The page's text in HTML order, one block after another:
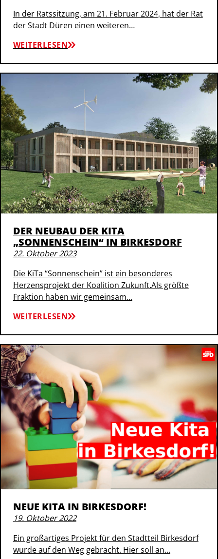
In der Ratssitzung, am 21. Februar 2024, hat der Rat
der Stadt Düren einen weiteren…
WEITERLESEN
DER NEUBAU DER KITA
„SONNENSCHEIN“ IN BIRKESDORF
22. Oktober 2023
Die KiTa “Sonnenschein” ist ein besonderes
Herzensprojekt der Koalition Zukunft.Als größte
Fraktion haben wir gemeinsam…
WEITERLESEN
NEUE KITA IN BIRKESDORF!
19. Oktober 2022
Ein großartiges Projekt für den Stadtteil Birkesdorf
wurde auf den Weg gebracht. Hier soll an…